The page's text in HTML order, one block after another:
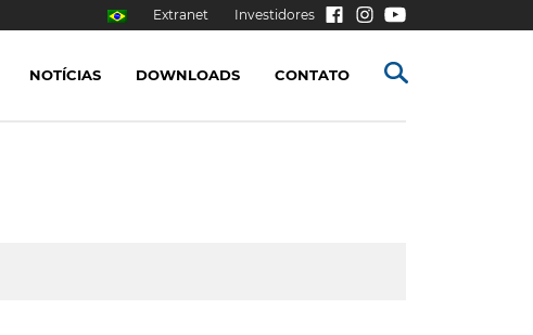
Extranet Investidores
NOTÍCIAS DOWNLOADS CONTATO